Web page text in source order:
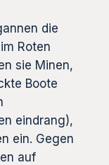
die
Roten
sie Minen,
Boote
eindrang),
ein. Gegen
auf